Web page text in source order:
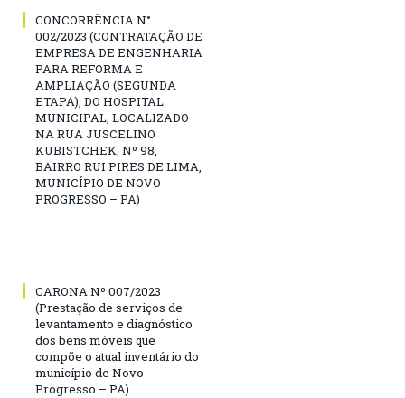
CONCORRÊNCIA N°
002/2023 (CONTRATAÇÃO DE
EMPRESA DE ENGENHARIA
PARA REFORMA E
AMPLIAÇÃO (SEGUNDA
ETAPA), DO HOSPITAL
MUNICIPAL, LOCALIZADO
NA RUA JUSCELINO
KUBISTCHEK, Nº 98,
BAIRRO RUI PIRES DE LIMA,
MUNICÍPIO DE NOVO
PROGRESSO – PA)
CARONA Nº 007/2023
(Prestação de serviços de
levantamento e diagnóstico
dos bens móveis que
compõe o atual inventário do
município de Novo
Progresso – PA)